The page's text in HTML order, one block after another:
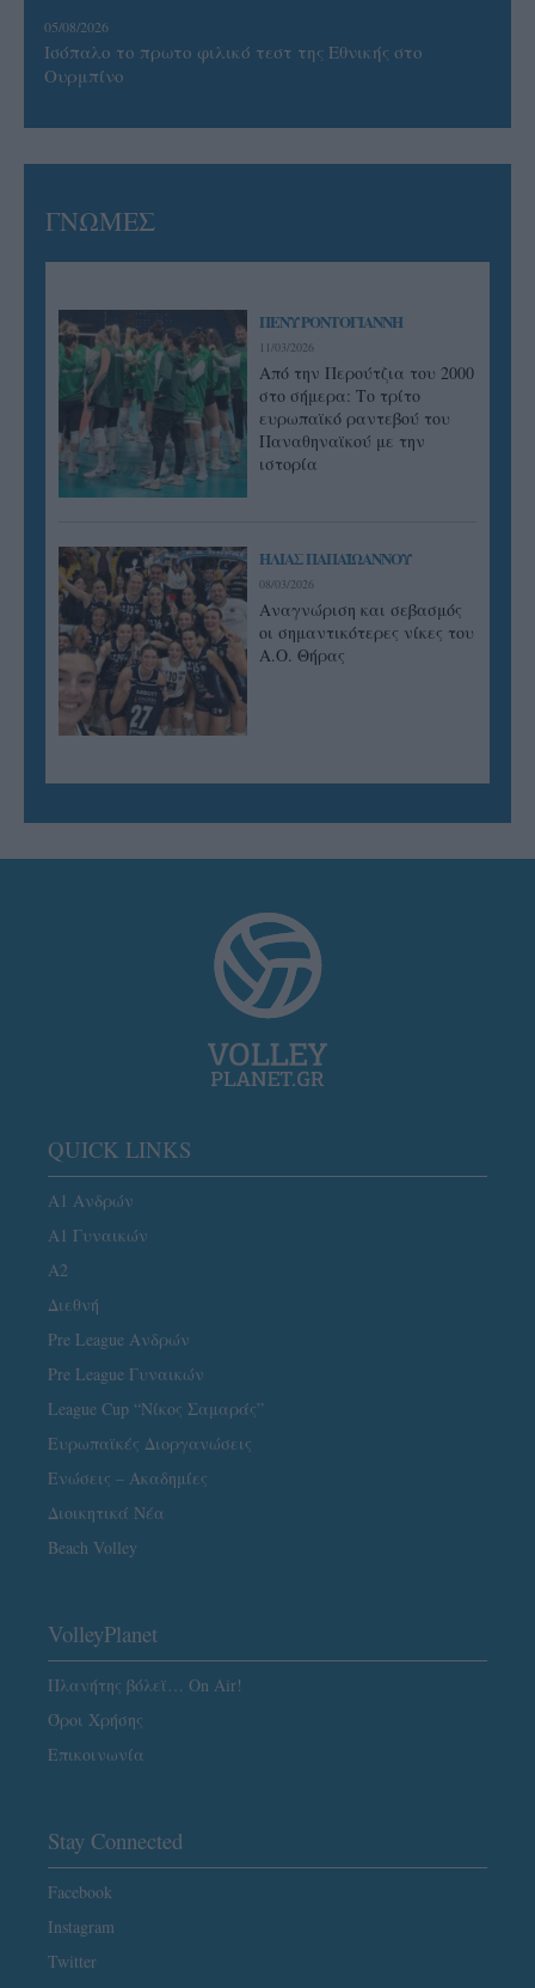
05/08/2026
Ισόπαλο το πρωτο φιλικό τεστ της Εθνικής στο
Ουρμπίνο
ΓΝΩΜΕΣ
ΠΕΝΥ ΡΟΝΤΟΓΙΑΝΝΗ
11/03/2026
Από την Περούτζια του 2000
στο σήμερα: Tο τρίτο
ευρωπαϊκό ραντεβού του
Παναθηναϊκού με την
ιστορία
ΗΛΙΑΣ ΠΑΠΑΪΩΑΝΝΟΥ
08/03/2026
Αναγνώριση και σεβασμός
οι σημαντικότερες νίκες του
Α.Ο. Θήρας
QUICK LINKS
Α1 Ανδρών
Α1 Γυναικών
A2
Διεθνή
Pre League Ανδρών
Pre League Γυναικών
League Cup “Νίκος Σαμαράς”
Ευρωπαϊκές Διοργανώσεις
Ενώσεις – Ακαδημίες
Διοικητικά Νέα
Beach Volley
VolleyPlanet
Πλανήτης βόλεϊ… On Air!
Όροι Χρήσης
Επικοινωνία
Stay Connected
Facebook
Instagram
Twitter